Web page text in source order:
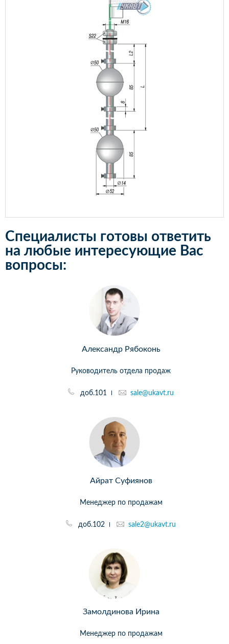
Специалисты готовы ответить
на любые интересующие Вас
вопросы:
Александр Рябоконь
Руководитель отдела продаж
доб.101 sale@ukavt.ru
Айрат Суфиянов
Менеджер по продажам
доб.102 sale2@ukavt.ru
Замолдинова Ирина
Менеджер по продажам